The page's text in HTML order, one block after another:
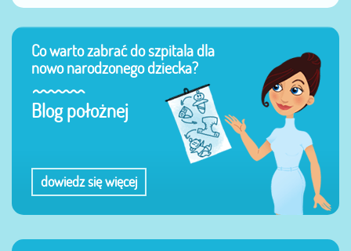
Co warto zabrać do szpitala dla
nowo narodzonego dziecka?
Blog położnej
dowiedz się więcej